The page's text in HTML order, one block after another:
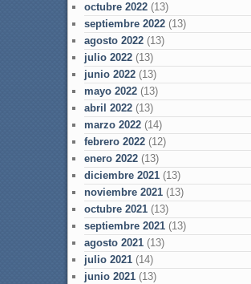
octubre 2022 (13)
septiembre 2022 (13)
agosto 2022 (13)
julio 2022 (13)
junio 2022 (13)
mayo 2022 (13)
abril 2022 (13)
marzo 2022 (14)
febrero 2022 (12)
enero 2022 (13)
diciembre 2021 (13)
noviembre 2021 (13)
octubre 2021 (13)
septiembre 2021 (13)
agosto 2021 (13)
julio 2021 (14)
junio 2021 (13)